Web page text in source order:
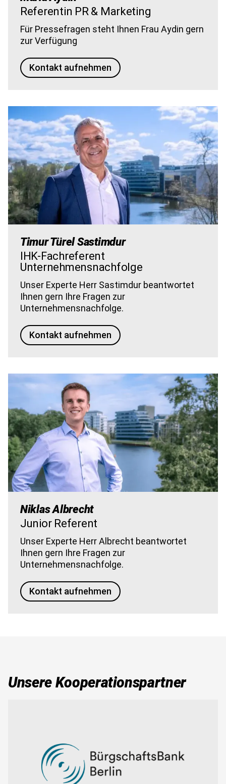
Referentin PR & Marketing
Für Pressefragen steht Ihnen Frau Aydin gern
zur Verfügung
Kontakt aufnehmen
Timur Türel Sastimdur
IHK-Fachreferent
Unternehmensnachfolge
Unser Experte Herr Sastimdur beantwortet
Ihnen gern Ihre Fragen zur
Unternehmensnachfolge.
Kontakt aufnehmen
Bild
Niklas Albrecht
Junior Referent
Unser Experte Herr Albrecht beantwortet
Ihnen gern Ihre Fragen zur
Unternehmensnachfolge.
Kontakt aufnehmen
Unsere Kooperationspartner